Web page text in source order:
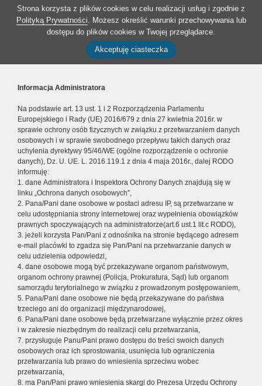
Strona korzysta z plików cookies w celu realizacji usług i zgodnie z
Polityką Prywatności. Możesz określić warunki przechowywania lub
dostępu do plików cookies w Twojej przeglądarce.
Akceptuję ciasteczka
Informacja Administratora
Na podstawie art. 13 ust. 1 i 2 Rozporządzenia Parlamentu
Europejskiego i Rady (UE) 2016/679 z dnia 27 kwietnia 2016r. w
sprawie ochrony osób fizycznych w związku z przetwarzaniem danych
osobowych i w sprawie swobodnego przepływu takich danych oraz
uchylenia dyrektywy 95/46/WE (ogólne rozporządzenie o ochronie
danych), Dz. U. UE. L. 2016.119.1 z dnia 4 maja 2016r., dalej RODO
informuję:
1. dane Administratora i Inspektora Ochrony Danych znajdują się w
linku „Ochrona danych osobowych”,
2. Pana/Pani dane osobowe w postaci adresu IP, są przetwarzane w
celu udostępniania strony internetowej oraz wypełnienia obowiązków
prawnych spoczywających na administratorze(art.6 ust.1 lit.c RODO),
3. jeżeli korzysta Pan/Pani z odnośnika na stronie będącego adresem
e-mail placówki to zgadza się Pan/Pani na przetwarzanie danych w
celu udzielenia odpowiedzi,
4. dane osobowe mogą być przekazywane organom państwowym,
organom ochrony prawnej (Policja, Prokuratura, Sąd) lub organom
samorządu terytorialnego w związku z prowadzonym postępowaniem,
5. Pana/Pani dane osobowe nie będą przekazywane do państwa
trzeciego ani do organizacji międzynarodowej,
6. Pana/Pani dane osobowe będą przetwarzane wyłącznie przez okres
i w zakresie niezbędnym do realizacji celu przetwarzania,
7. przysługuje Panu/Pani prawo dostępu do treści swoich danych
osobowych oraz ich sprostowania, usunięcia lub ograniczenia
przetwarzania lub prawo do wniesienia sprzeciwu wobec
przetwarzania,
8. ma Pan/Pani prawo wniesienia skargi do Prezesa Urzędu Ochrony